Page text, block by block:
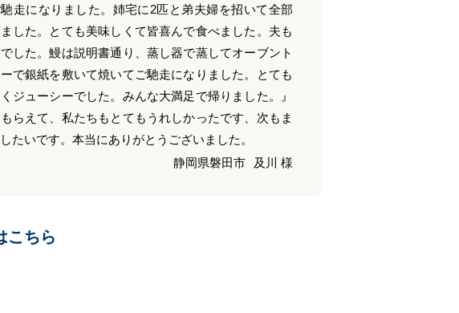
走になりました。姉宅に2匹と弟夫婦を招いて全部
した。とても美味しくて皆喜んで食べました。夫も
した。鰻は説明書通り、蒸し器で蒸してオーブント
で銀紙を敷いて焼いてご馳走になりました。とても
ジューシーでした。みんな大満足で帰りました。』
らえて、私たちもとてもうれしかったです、次もま
たいです。本当にありがとうございました。
静岡県磐田市
及川 様
こちら